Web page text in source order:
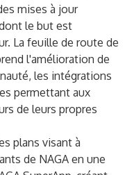
mises à jour
le but est
La feuille de route de
l'amélioration de
les intégrations
permettant aux
de leurs propres
plans visant à
de NAGA en une